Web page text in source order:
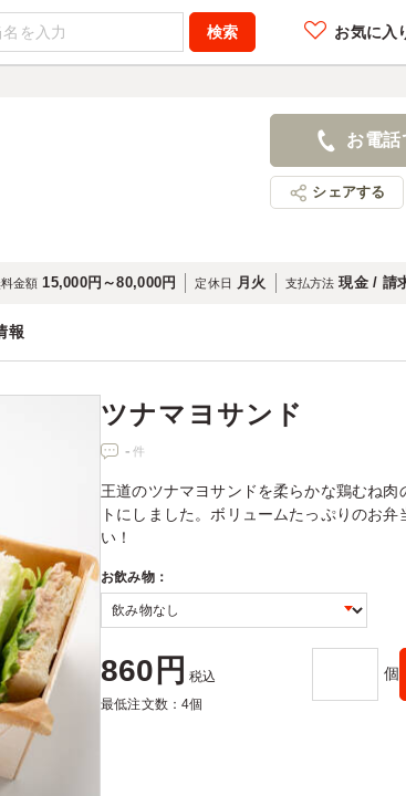
お気に入
店舗名：メレンダお電話
シェアする
金額 15,000円～80,000円 定休日 月火 支払方法 現金 / 請
報
ツナマヨサンド
- 件
王道のツナマヨサンドを柔らかな鶏むね
トにしました。ボリュームたっぷりのお
い！
お飲み物：
860円 税込
最低注文数：4個
個